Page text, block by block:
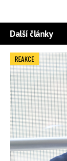
Další články
REAKCE